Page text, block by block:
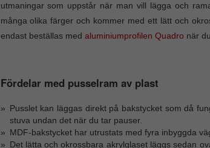
utmaningar som uppstår när man vill lägga och
många olika färger och kommer med ett lätt och
endast beställas med aluminiumprofilen Quadro när
Fördelar med pusselram av plast
Pusslet kan läggas direkt på bakstycket som då
stuva undan det när du tar pauser.
MDF-bakstycket har utrustats med fyra inbyggda
Det lätta och okrossbara akrylglaset läggs sedan